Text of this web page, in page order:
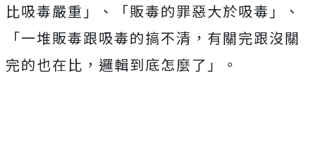
比吸毒嚴重」、「販毒的罪惡大於吸毒」、
「一堆販毒跟吸毒的搞不清，有關完跟沒關
完的也在比，邏輯到底怎麼了」。